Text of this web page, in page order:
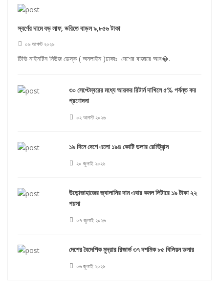
স্বর্ণের দামে বড় লাফ, ভরিতে বাড়ল ৯,৮৫৬ টাকা
০৬ আগস্ট ২০২৬
টিভি নাইনটিন নিউজ ডেস্ক ( অনলাইন )ঢাকাঃ দেশের বাজারে আব�.
৩০ সেপ্টেম্বরের মধ্যে আয়কর রিটার্ন দাখিলে ৫% পর্যন্ত কর
প্রণোদনা
০২ আগস্ট ২০২৬
১৯ দিনে দেশে এলো ১৯৪ কোটি ডলার রেমিট্যান্স
২০ জুলাই ২০২৬
উড়োজাহাজের জ্বালানির দাম এবার কমল লিটারে ১৯ টাকা ২২
পয়সা
০৭ জুলাই ২০২৬
দেশের বৈদেশিক মুদ্রার রিজার্ভ ৩৭ দশমিক ৮৫ বিলিয়ন ডলার
০৬ জুলাই ২০২৬